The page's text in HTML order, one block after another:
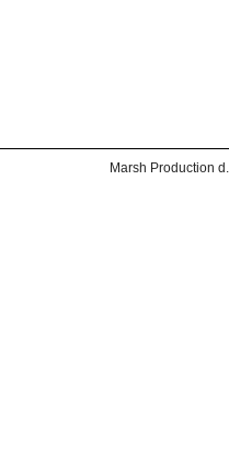
Marsh Production